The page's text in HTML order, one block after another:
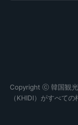
Copyright ⓒ 韓国観
（KHIDI）がすべて